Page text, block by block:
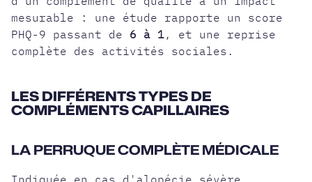
mesurable : une étude rapporte un score
PHQ-9 passant de 6 à 1 , et une reprise
complète des activités sociales.
LES DIFFÉRENTS TYPES DE
COMPLÉMENTS CAPILLAIRES
LA PERRUQUE COMPLÈTE MÉDICALE